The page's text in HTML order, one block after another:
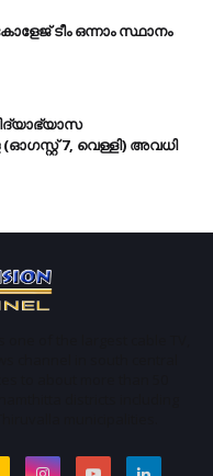
ടീം ഒന്നാം സ്ഥാനം
7, വെള്ളി) അവധി